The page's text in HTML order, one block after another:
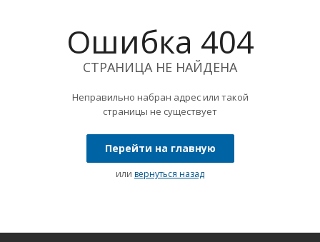
Ошибка 404
СТРАНИЦА НЕ НАЙДЕНА
Неправильно набран адрес или такой
страницы не существует
Перейти на главную
или вернуться назад